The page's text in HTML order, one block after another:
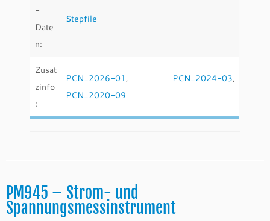
-
Date
n:
Stepfile
Zusat
zinfo
:
PCN_2026-01, PCN_2024-03,
PCN_2020-09
PM945 – Strom- und
Spannungsmessinstrument